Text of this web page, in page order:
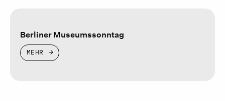
Berliner Museumssonntag
MEHR